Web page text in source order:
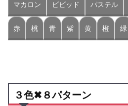
マカロン ビビッド パステル
赤 桃 青 紫 黄 橙 緑
３色✖８パターン